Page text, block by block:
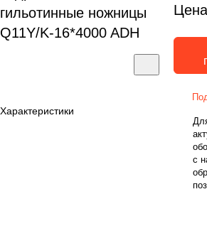
гильотинные ножницы
Q11Y/K-16*4000 ADH
Характеристики
с